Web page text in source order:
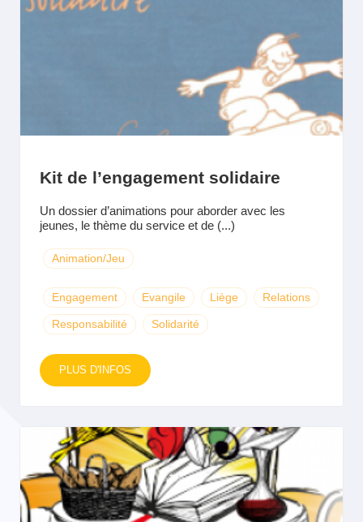
Kit de l’engagement solidaire
Un dossier d’animations pour aborder avec les
jeunes, le thème du service et de (...)
Animation/Jeu
Engagement Evangile Liège Relations
Responsabilité Solidarité
PLUS D'INFOS